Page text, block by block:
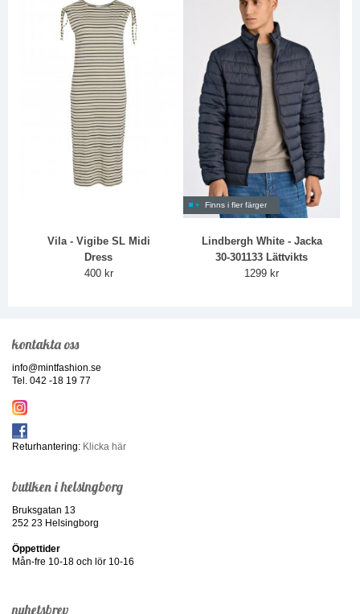
Vila - Vigibe SL Midi
Dress
400 kr
Finns i fler färger
Lindbergh White - Jacka
30-301133 Lättvikts
1299 kr
kontakta oss
info@mintfashion.se
Tel. 042 -18 19 77
Returhantering: Klicka här
butiken i helsingborg
Bruksgatan 13
252 23 Helsingborg
Öppettider
Mån-fre 10-18 och lör 10-16
nyhetsbrev